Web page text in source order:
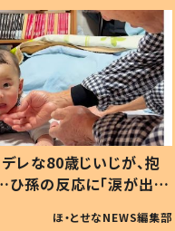
レな80歳じいじが、抱
ひ孫の反応に「涙が出ま
て仕方ない」
ほ・とせなNEWS編集部